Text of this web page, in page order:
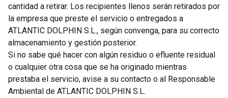
cantidad a retirar. Los recipientes llenos serán retirados por
la empresa que preste el servicio o entregados a
ATLANTIC DOLPHIN S.L., según convenga, para su correcto
almacenamiento y gestión posterior.
Si no sabe qué hacer con algún residuo o efluente residual
o cualquier otra cosa que se ha originado mientras
prestaba el servicio, avise a su contacto o al Responsable
Ambiental de ATLANTIC DOLPHIN S.L.